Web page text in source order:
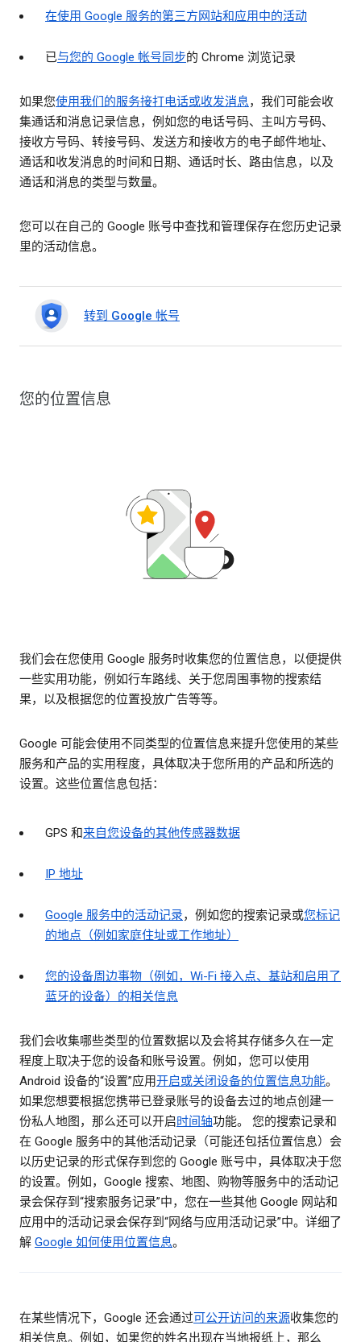
在使用 Google 服务的第三方网站和应用中的活动
已与您的 Google 帐号同步的 Chrome 浏览记录
如果您使用我们的服务接打电话或收发消息，我们可能会收
集通话和消息记录信息，例如您的电话号码、主叫方号码、
接收方号码、转接号码、发送方和接收方的电子邮件地址、
通话和收发消息的时间和日期、通话时长、路由信息，以及
通话和消息的类型与数量。
您可以在自己的 Google 账号中查找和管理保存在您历史记录
里的活动信息。
转到 Google 帐号
您的位置信息
我们会在您使用 Google 服务时收集您的位置信息，以便提供
一些实用功能，例如行车路线、关于您周围事物的搜索结
果，以及根据您的位置投放广告等等。
Google 可能会使用不同类型的位置信息来提升您使用的某些
服务和产品的实用程度，具体取决于您所用的产品和所选的
设置。这些位置信息包括：
GPS 和来自您设备的其他传感器数据
IP 地址
Google 服务中的活动记录，例如您的搜索记录或您标记
的地点（例如家庭住址或工作地址）
您的设备周边事物（例如，Wi-Fi 接入点、基站和启用了
蓝牙的设备）的相关信息
我们会收集哪些类型的位置数据以及会将其存储多久在一定
程度上取决于您的设备和账号设置。例如，您可以使用
Android 设备的“设置”应用开启或关闭设备的位置信息功能。
如果您想要根据您携带已登录账号的设备去过的地点创建一
份私人地图，那么还可以开启时间轴功能。 您的搜索记录和
在 Google 服务中的其他活动记录（可能还包括位置信息）会
以历史记录的形式保存到您的 Google 账号中，具体取决于您
的设置。例如，Google 搜索、地图、购物等服务中的活动记
录会保存到“搜索服务记录”中，您在一些其他 Google 网站和
应用中的活动记录会保存到“网络与应用活动记录”中。详细了
解 Google 如何使用位置信息。
在某些情况下，Google 还会通过可公开访问的来源收集您的
相关信息。例如，如果您的姓名出现在当地报纸上，那么